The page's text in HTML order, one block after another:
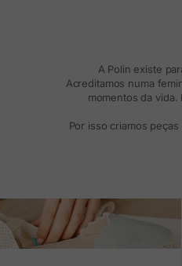
A Polin existe
Acreditamos numa
momentos da
Por isso criamos